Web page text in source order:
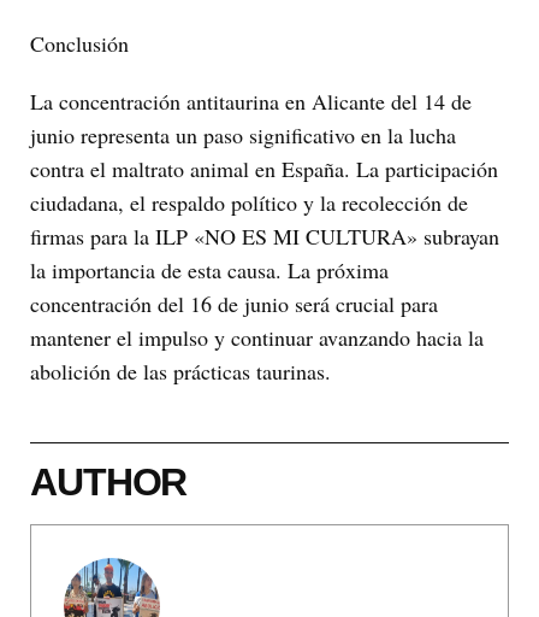
Conclusión
La concentración antitaurina en Alicante del 14 de
junio representa un paso significativo en la lucha
contra el maltrato animal en España. La participación
ciudadana, el respaldo político y la recolección de
firmas para la ILP «NO ES MI CULTURA» subrayan
la importancia de esta causa. La próxima
concentración del 16 de junio será crucial para
mantener el impulso y continuar avanzando hacia la
abolición de las prácticas taurinas.
AUTHOR